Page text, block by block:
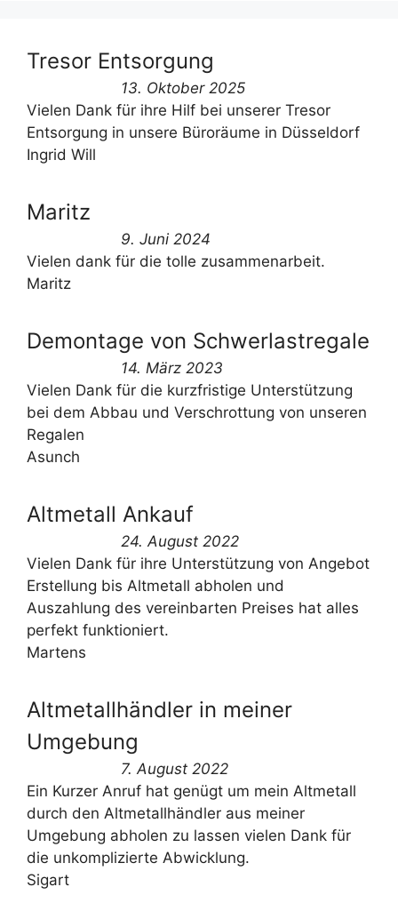
Tresor Entsorgung
13. Oktober 2025
Vielen Dank für ihre Hilf bei unserer Tresor
Entsorgung in unsere Büroräume in Düsseldorf
Ingrid Will
Maritz
9. Juni 2024
Vielen dank für die tolle zusammenarbeit.
Maritz
Demontage von Schwerlastregale
14. März 2023
Vielen Dank für die kurzfristige Unterstützung
bei dem Abbau und Verschrottung von unseren
Regalen
Asunch
Altmetall Ankauf
24. August 2022
Vielen Dank für ihre Unterstützung von Angebot
Erstellung bis Altmetall abholen und
Auszahlung des vereinbarten Preises hat alles
perfekt funktioniert.
Martens
Altmetallhändler in meiner
Umgebung
7. August 2022
Ein Kurzer Anruf hat genügt um mein Altmetall
durch den Altmetallhändler aus meiner
Umgebung abholen zu lassen vielen Dank für
die unkomplizierte Abwicklung.
Sigart